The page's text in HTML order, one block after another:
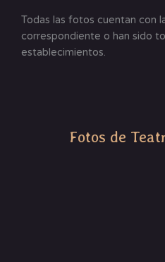
Todas las fotos cuentan con
correspondiente o han sido
establecimientos.
Fotos de